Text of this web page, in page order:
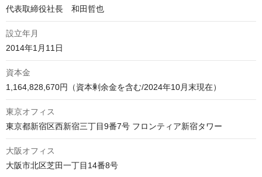
代表取締役社長　和田哲也
設立年月
2014年1月11日
資本金
1,164,828,670円（資本剰余金を含む/2024年10月末現在）
東京オフィス
東京都新宿区西新宿三丁目9番7号 フロンティア新宿タワー
大阪オフィス
大阪市北区芝田一丁目14番8号